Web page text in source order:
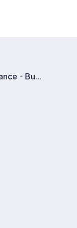
PAVILLON France - Business France